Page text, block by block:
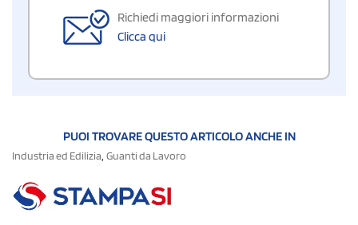
Richiedi maggiori informazioni
Clicca qui
PUOI TROVARE QUESTO ARTICOLO ANCHE IN
Industria ed Edilizia Guanti da Lavoro